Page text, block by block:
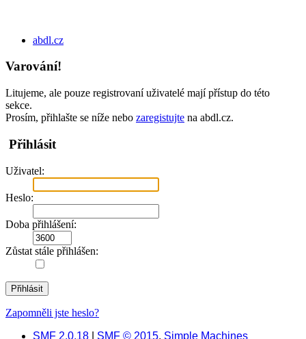
abdl.cz
Varování!
Litujeme, ale pouze registrovaní uživatelé mají přístup do této
sekce.
Prosím, přihlašte se níže nebo zaregistujte na abdl.cz.
Přihlásit
Uživatel:
Heslo:
Doba přihlášení:
Zůstat stále přihlášen:
Zapomněli jste heslo?
SMF 2.0.18
SMF © 2015, Simple Machines